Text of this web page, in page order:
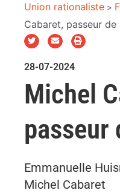
Union rationaliste >
Cabaret, passeur de
28-07-2024
Michel
passeur
Emmanuelle
Michel Cabaret